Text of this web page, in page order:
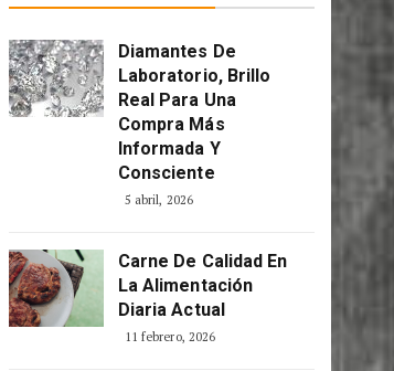
Diamantes De
Laboratorio, Brillo
Real Para Una
Compra Más
Informada Y
Consciente
5 abril, 2026
Carne De Calidad En
La Alimentación
Diaria Actual
11 febrero, 2026